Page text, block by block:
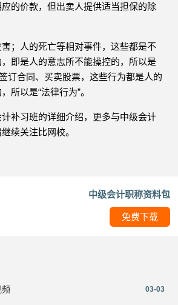
的价款，但出卖人提供适当担保的除
；人的死亡等相对事件，这些都是不
即是人的意志所不能操控的，所以是
订合同、买卖股票，这些行为都是人的
所以是“法律行为”。
补习班的详细介绍，更多与中级会计
续关注比网校。
中级会计职称资料包
免费下载
频 03-03